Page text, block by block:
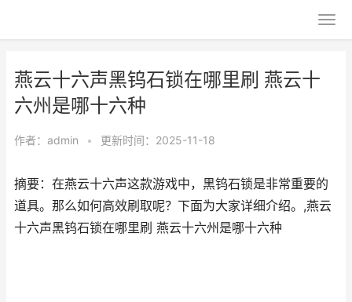
燕云十六声黑钨石锁在哪里刷 燕云十
六州是哪十六种
作者： admin • 更新时间：2025-11-18
摘要：在燕云十六声这款游戏中，黑钨石锁是非常重要的
道具。那么如何高效刷取呢？下面为大家详细介绍。,燕云
十六声黑钨石锁在哪里刷 燕云十六州是哪十六种